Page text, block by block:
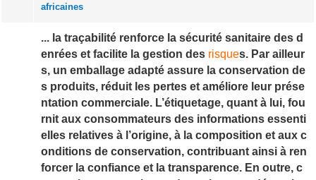
africaines
... la traçabilité renforce la sécurité sanitaire des d
enrées et facilite la gestion des risques. Par ailleur
s, un emballage adapté assure la conservation de
s produits, réduit les pertes et améliore leur prése
ntation commerciale. L’étiquetage, quant à lui, fou
rnit aux consommateurs des informations essenti
elles relatives à l’origine, à la composition et aux c
onditions de conservation, contribuant ainsi à ren
forcer la confiance et la transparence. En outre, c